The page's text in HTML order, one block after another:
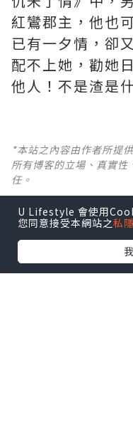
紅鸞郡主，他也
已有一夕情，卻
配不上她，勸她
他人！不是渣是什
*本站之內容由作者所提
所有博客的立場、真實
任。
【 U Creator 招募 】
出Post賺現金獎賞 l
【 睇Post + 參加品牌
瀏覽更多社群打卡丶
U Lifestyle 會使用
您同意接受本網站之私